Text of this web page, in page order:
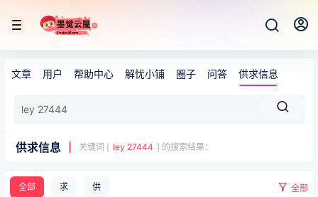
文章 用户 帮助中心 解忧小铺 圈子 问答 供求信息
供求信息 关键词 [ ley 27444 ] 的搜索结果：
全部 求 供 全部